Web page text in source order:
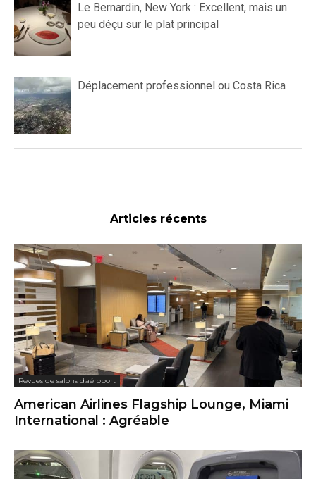
Le Bernardin, New York : Excellent, mais un
peu déçu sur le plat principal
Déplacement professionnel ou Costa Rica
Articles récents
Revues de salons d'aéroport
American Airlines Flagship Lounge, Miami
International : Agréable